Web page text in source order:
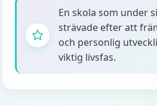
En skola som under
strävade efter att
och personlig
viktig livsfas.